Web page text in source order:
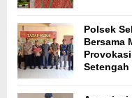
Polsek
Bersama
Setengah